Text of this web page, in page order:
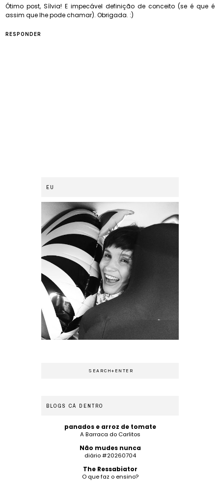
Ótimo post, Sílvia! E impecável definição de conceito (se é que é
assim que lhe pode chamar). Obrigada. :)
RESPONDER
EU
BLOGS CÁ DENTRO
panados e arroz de tomate
A Barraca do Carlitos
Não mudes nunca
diário #20260704
The Ressabiator
O que faz o ensino?